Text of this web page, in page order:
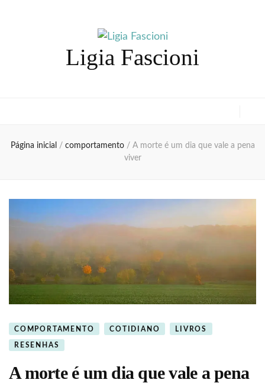
Ligia Fascioni
Página inicial / comportamento / A morte é um dia que vale a pena
viver
COMPORTAMENTO COTIDIANO LIVROS
RESENHAS
A morte é um dia que vale a pena